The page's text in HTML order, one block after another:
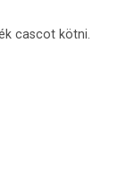
cascot kötni.